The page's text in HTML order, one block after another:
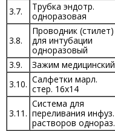
3.7.
Трубка эндотр.
одноразовая
3.8.
Проводник (стилет)
для интубации
одноразовый
3.9. Зажим медицинский
3.10. Салфетки марл.
стер. 16х14
3.11.
Система для
переливания инфуз.
растворов однораз.